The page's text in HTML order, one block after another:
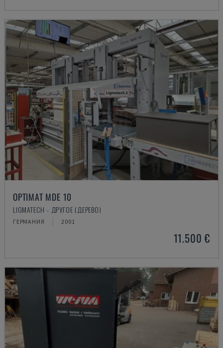
OPTIMAT MDE 10
LIGMATECH - ДРУГОЕ (ДЕРЕВО)
ГЕРМАНИЯ 2001
11.500 €